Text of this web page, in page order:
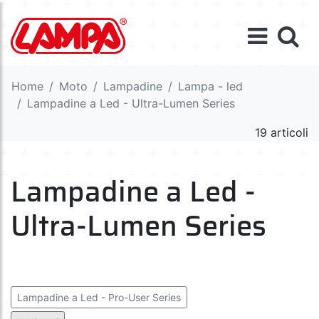
Home Moto Lampadine
Lampa - led
Lampadine a Led - Ultra-Lumen Series
19 articoli
Lampadine a Led -
Ultra-Lumen Series
Lampadine a Led - Pro-User Series